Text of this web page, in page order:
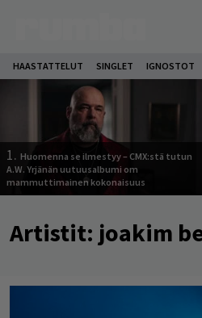
HAASTATTELUT SINGLET IGNOSTOT
1. Huomenna se ilmestyy – CMX:stä tutun
A.W. Yrjänän uutuusalbumi om
mammuttimainen kokonaisuus
Artistit: joakim